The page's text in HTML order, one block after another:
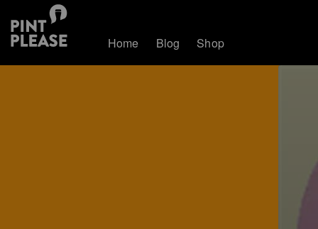
Home Blog Shop